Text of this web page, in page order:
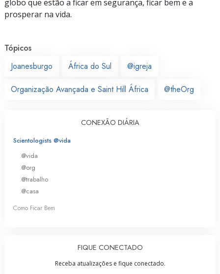
globo que estão a ficar em segurança, ficar bem e a
prosperar na vida.
Tópicos
Joanesburgo
África do Sul @igreja
Organização Avançada e Saint Hill África @theOrg
CONEXÃO DIÁRIA
Scientologists @vida
@vida
@org
@trabalho
@casa
Como Ficar Bem
FIQUE CONECTADO
Receba atualizações e fique conectado.